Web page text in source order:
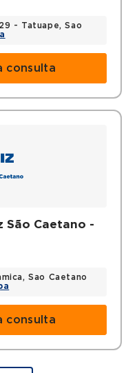
- Tatuape, Sao
consulta
São Caetano -
Sao Caetano
consulta